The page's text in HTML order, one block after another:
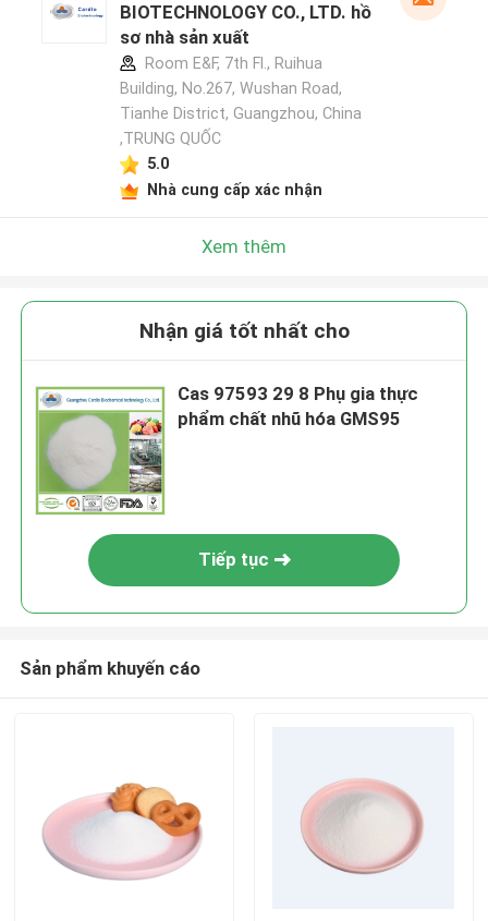
BIOTECHNOLOGY CO., LTD. hồ
sơ nhà sản xuất
Room E&F, 7th Fl., Ruihua
Building, No.267, Wushan Road,
Tianhe District, Guangzhou, China
,TRUNG QUỐC
5.0
Nhà cung cấp xác nhận
Xem thêm
Nhận giá tốt nhất cho
Cas 97593 29 8 Phụ gia thực
phẩm chất nhũ hóa GMS95
Tiếp tục
Sản phẩm khuyến cáo